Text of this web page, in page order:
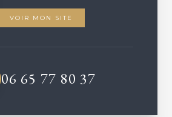
VOIR MON SITE
06 65 77 80 37